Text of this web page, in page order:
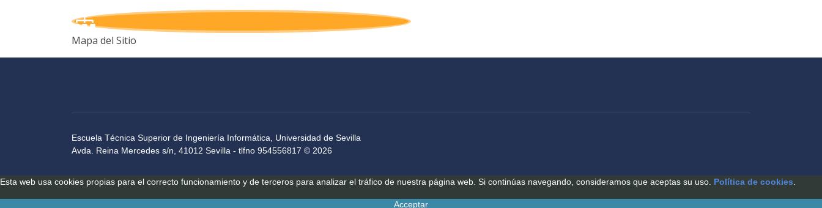
Mapa del Sitio
Escuela Técnica Superior de Ingeniería Informática, Universidad de Sevilla
Avda. Reina Mercedes s/n, 41012 Sevilla - tlfno 954556817 © 2026
Esta web usa cookies propias para el correcto funcionamiento y de terceros para analizar el tráfico de nuestra página web. Si continúas navegando, consideramos que aceptas su uso. Política de cookies
Acceptar